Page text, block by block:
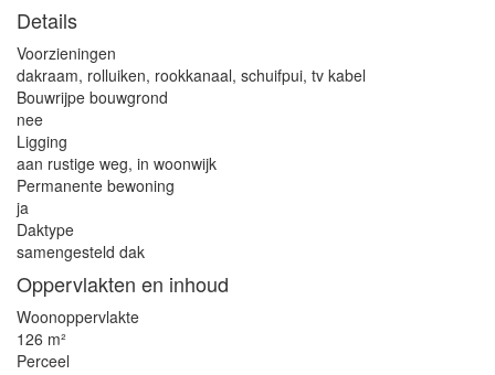
Details
Voorzieningen
dakraam, rolluiken, rookkanaal, schuifpui, tv kabel
Bouwrijpe bouwgrond
nee
Ligging
aan rustige weg, in woonwijk
Permanente bewoning
ja
Daktype
samengesteld dak
Oppervlakten en inhoud
Woonoppervlakte
126 m²
Perceel